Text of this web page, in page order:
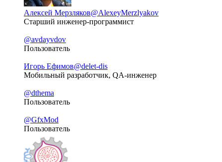
Алексей Мерзляков@AlexeyMerzlyakov
Старший инженер-программист
@avdayvdov
Пользователь
Игорь Ефимов@delet-dis
Мобильный разработчик, QA-инженер
@dthema
Пользователь
@GfxMod
Пользователь